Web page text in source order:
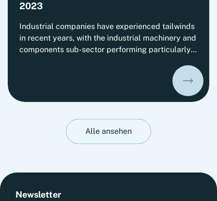
2023
Industrial companies have experienced tailwinds
in recent years, with the industrial machinery and
components sub-sector performing particularly
returns. Learn more about which value drivers
Alle ansehen
Newsletter